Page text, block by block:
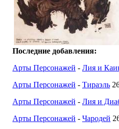
Последние добавления:
Арты Персонажей - Лия и
Арты Персонажей - Тираэль
Арты Персонажей - Лия и
Арты Персонажей - Чародей